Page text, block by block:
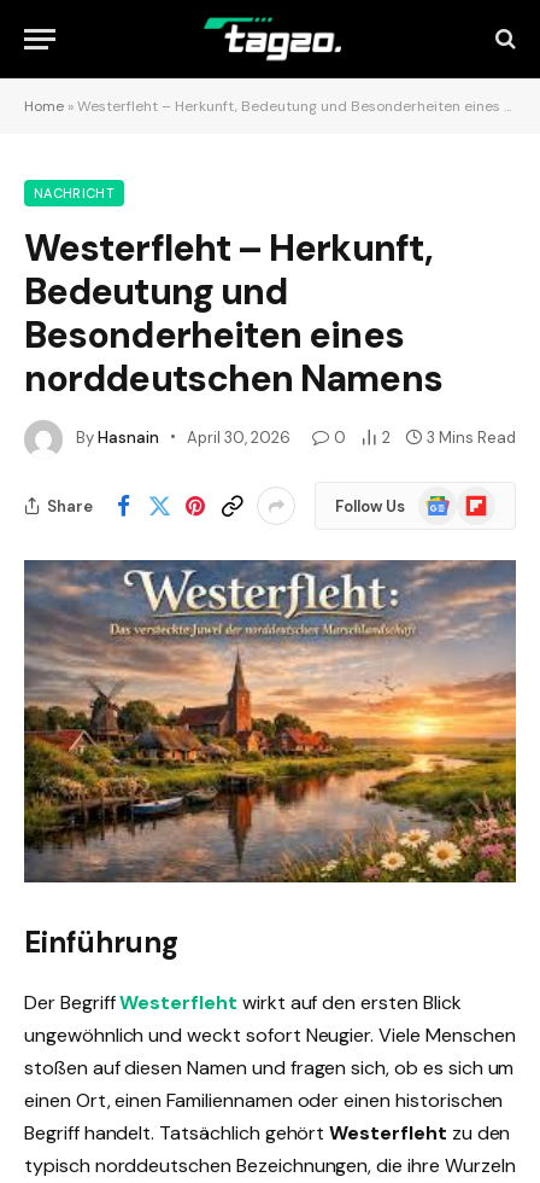
Home »Westerfleht – Herkunft, Bedeutung und Besonderheiten eines norddeutschen Namens
NACHRICHT
Westerfleht – Herkunft,
Bedeutung und
Besonderheiten eines
norddeutschen Namens
ByHasnain April 30, 2026 0 2 3 Mins Read
Share Follow Us
Google
News
Flipboard
Einführung
Der BegriffWesterfleht wirkt auf den ersten Blick
ungewöhnlich und weckt sofort Neugier. Viele Menschen
stoßen auf diesen Namen und fragen sich, ob es sich um
einen Ort, einen Familiennamen oder einen historischen
Begriff handelt. Tatsächlich gehörtWesterfleht zu den
typisch norddeutschen Bezeichnungen, die ihre Wurzeln